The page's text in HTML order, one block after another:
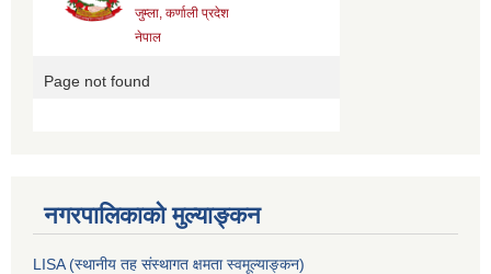
नगरपालिकाको मुल्याङ्कन
LISA (स्थानीय तह संस्थागत क्षमता स्वमूल्याङ्कन)